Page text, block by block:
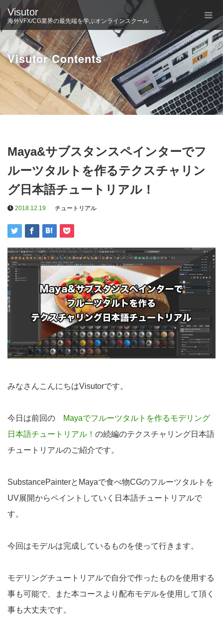
Visutor
海外VFX/CG業界の最先端を学ぶオンラインスクール
Visutor Contents
Maya&サブスタンスペインターでフ
ルーツタルトを作るテクスチャリン
グ日本語チュートリアル！
2018.12.19 チュートリアル
みなさんこんにちはVisutorです。
今日は前回の
Mayaでフルーツタルトを作るモデリング
日本語チュートリアル ！ の続編のテクスチャリング日本語
チュートリアルのご紹介です。
SubstancePainterとMayaで食べ物CGのフルーツタルトを
UV展開からペイントしていく日本語チュートリアルで
す。
今回はモデルは完成しているものを使って行きます。
モデリングチュートリアルで自分で作ったものを使用する
事も可能で、また本コースより配布モデルを使用して頂く
事も大丈夫です。